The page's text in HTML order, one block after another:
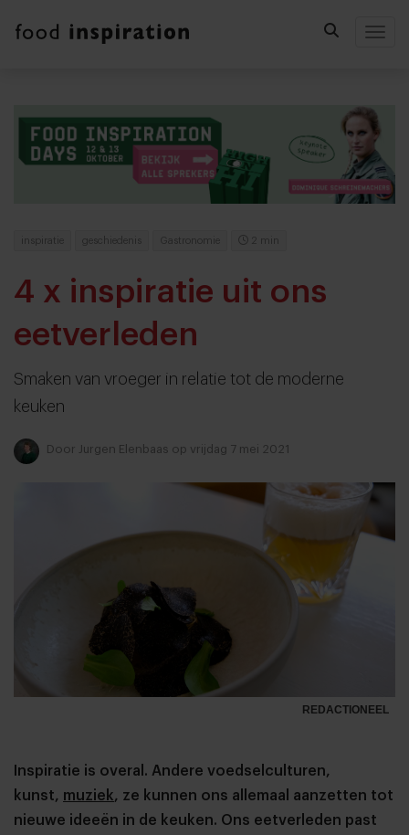
inspiratie geschiedenis Gastronomie 2 min
4 x inspiratie uit ons
eetverleden
Smaken van vroeger in relatie tot de moderne
keuken
Door Jurgen Elenbaas op vrijdag 7 mei 2021
REDACTIONEEL
Inspiratie is overal. Andere voedselculturen,
kunst, muziek, ze kunnen ons allemaal aanzetten tot
nieuwe ideeën in de keuken. Ons eetverleden past